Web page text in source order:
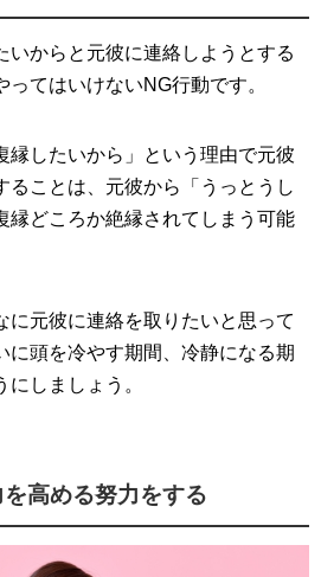
いからと元彼に連絡しようとする
ってはいけないNG行動です。
縁したいから」という理由で元彼
ることは、元彼から「うっとうし
縁どころか絶縁されてしまう可能
に元彼に連絡を取りたいと思って
に頭を冷やす期間、冷静になる期
しましょう。
高める努力をする